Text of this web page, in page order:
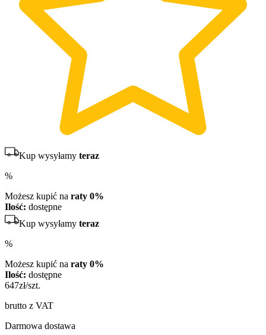
Kup wysyłamy teraz
%
Możesz kupić na raty 0%
Ilość: dostępne
Kup wysyłamy teraz
%
Możesz kupić na raty 0%
Ilość: dostępne
647zł/szt.
brutto z VAT
Darmowa dostawa